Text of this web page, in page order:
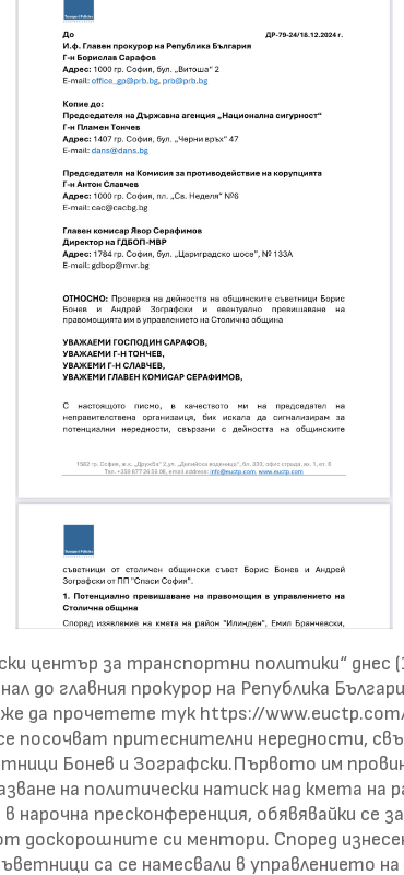
център за транспортни политики“ днес
до главния прокурор на Република
да прочетете тук https://
посочват притеснителни нередности,
Бонев и Зографски.Първото им
на политически натиск над кмета на
нарочна пресконференция, обявявайки се
доскорошните си ментори. Според
са се намесвали в управлението на